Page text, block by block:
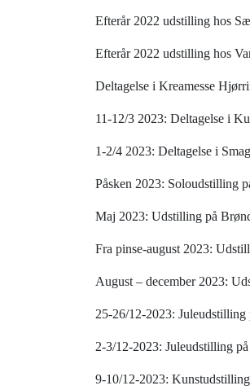
Efterår 2022 udstilling hos
Efterår 2022 udstilling hos
Deltagelse i Kreamesse
11-12/3 2023: Deltagelse i
1-2/4 2023: Deltagelse i
Påsken 2023: Soloudstilling
Maj 2023: Udstilling på
Fra pinse-august 2023:
August – december 2023:
25-26/12-2023: Juleudstilling
2-3/12-2023: Juleudstilling
9-10/12-2023: